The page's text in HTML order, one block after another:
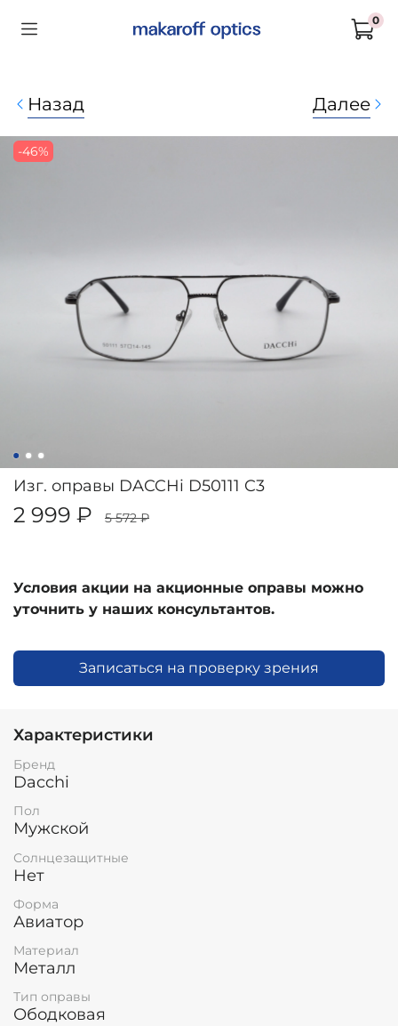
0
Назад Далее
-46%
Изг. оправы DACCHi D50111 C3
2 999 ₽ 5 572 ₽
Условия акции на акционные оправы можно
уточнить у наших консультантов.
Записаться на проверку зрения
Характеристики
Бренд
Dacchi
Пол
Мужской
Солнцезащитные
Нет
Форма
Авиатор
Материал
Металл
Тип оправы
Ободковая